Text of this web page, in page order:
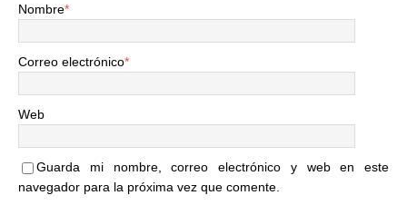
Nombre*
Correo electrónico*
Web
Guarda mi nombre, correo electrónico y web en este
navegador para la próxima vez que comente.